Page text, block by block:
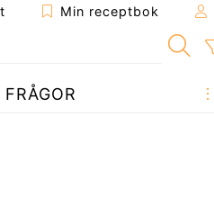
Min receptbok
FRÅGOR